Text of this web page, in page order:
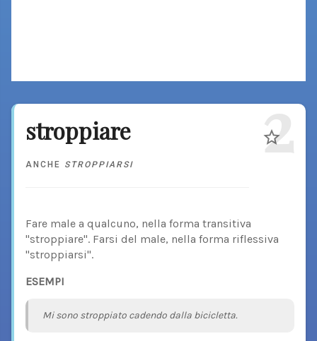
stroppiare
ANCHE STROPPIARSI 2
Fare male a qualcuno, nella forma transitiva
"stroppiare". Farsi del male, nella forma riflessiva
"stroppiarsi".
ESEMPI
Mi sono stroppiato cadendo dalla bicicletta.